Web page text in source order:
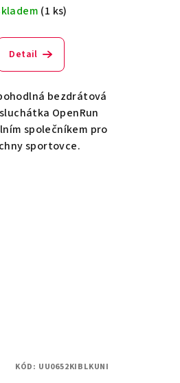
(1 ks)
Detail
bezdrátová
OpenRun
společníkem pro
sportovce.
KÓD: UU0652KIBLKUNI